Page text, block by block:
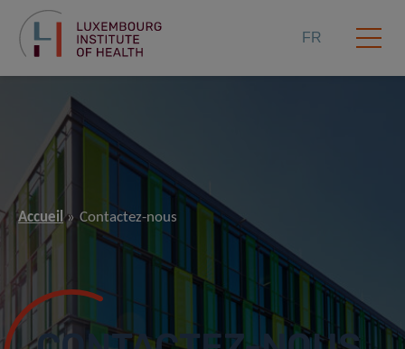
FR
Accueil Contactez-nous